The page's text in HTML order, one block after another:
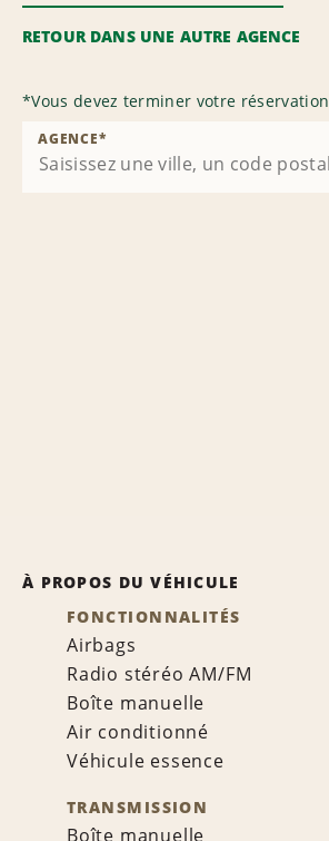
RETOUR DANS UNE AUTRE AGENCE
*Vous devez terminer votre réservation
AGENCE*
À PROPOS DU VÉHICULE
FONCTIONNALITÉS
Airbags
Radio stéréo AM/FM
Boîte manuelle
Air conditionné
Véhicule essence
TRANSMISSION
Boîte manuelle